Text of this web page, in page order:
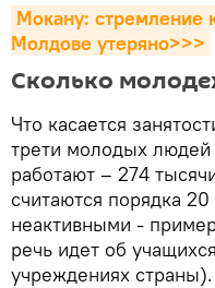
Мокану: стремление
Молдове утеряно>>>
Сколько
Что касается
трети молодых людей
работают – 274
считаются порядка
неактивными -
речь идет об
учреждениях страны).